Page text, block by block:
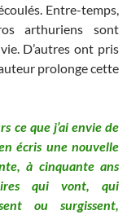
Entre-temps,
arthuriens sont
D’autres ont pris
prolonge cette
ce que j’ai envie de
écris une nouvelle
à cinquante ans
qui vont, qui
ou surgissent,